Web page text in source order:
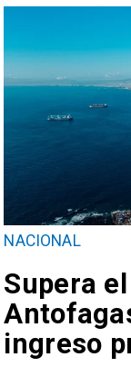
NACIONAL
Supera
ingreso